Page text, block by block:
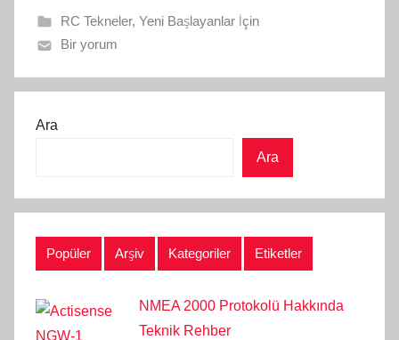
RC Tekneler, Yeni Başlayanlar İçin
Bir yorum
Ara
Ara
Popüler Arşiv Kategoriler Etiketler
NMEA 2000 Protokolü Hakkında
Teknik Rehber